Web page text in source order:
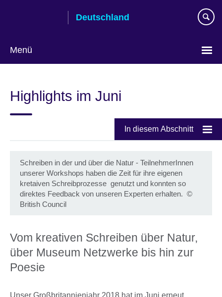
Deutschland
Menü
Highlights im Juni
In diesem Abschnitt
Schreiben in der und über die Natur - TeilnehmerInnen
unserer Workshops haben die Zeit für ihre eigenen
kretaiven Schreibprozesse genutzt und konnten so
direktes Feedback von unseren Experten erhalten. ©
British Council
Vom kreativen Schreiben über Natur,
über Museum Netzwerke bis hin zur
Poesie